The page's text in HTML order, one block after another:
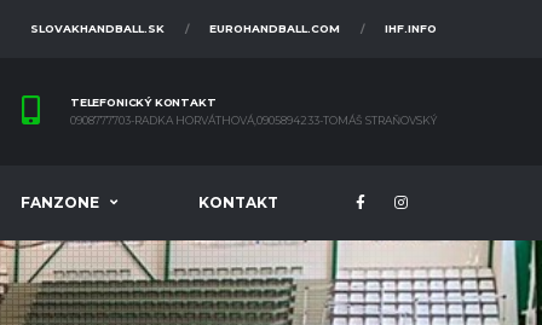
SLOVAKHANDBALL.SK EUROHANDBALL.COM IHF.INFO
TELEFONICKÝ KONTAKT
0908777703-RADKA HORVÁTHOVÁ,0905894233-TOMÁŠ STRAŇOVSKÝ
FANZONE KONTAKT